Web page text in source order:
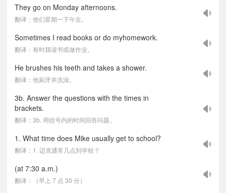
They go on Monday afternoons.
翻译：他们星期一下午去。
Sometimes I read books or do myhomework.
翻译：有时我读书或做作业。
He brushes his teeth and takes a shower.
翻译：他刷牙并洗澡。
3b. Answer the questions with the times in
brackets.
翻译：3b. 用括号内的时间回答问题。
1. What time does Mike usually get to school?
翻译：1. 迈克通常几点到学校？
(at 7:30 a.m.)
翻译：（早上 7 点 30 分）